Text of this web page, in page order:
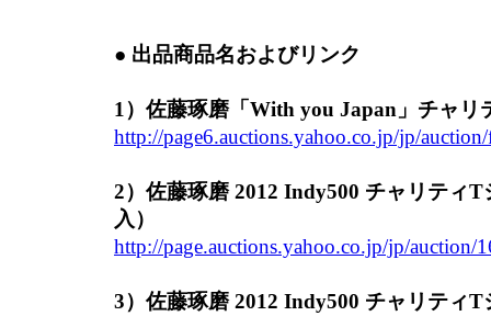
● 出品商品名およびリンク
1）佐藤琢磨「With you Japan」チャリ
http://page6.auctions.yahoo.co.jp/jp/
2）佐藤琢磨 2012 Indy500 チャリティ
入）
http://page.auctions.yahoo.co.jp/jp/auction/
3）佐藤琢磨 2012 Indy500 チャリティ